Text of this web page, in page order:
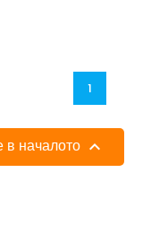
1
в началото 